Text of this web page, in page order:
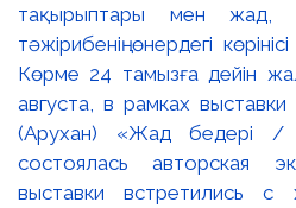
тақырыптары мен жад,
тәжірибенің өнердегі
Көрме 24 тамызға дейін
августа, в рамках
(Арухан) «Жад бедері
состоялась авторская
выставки встретились